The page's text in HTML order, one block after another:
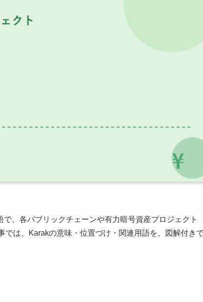
、各パブリックチェーンや有力暗号資産プロジェクト
は、Karakの意味・位置づけ・関連用語を、図解付き